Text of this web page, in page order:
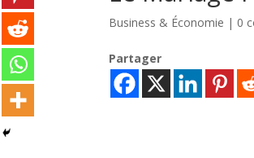
Business & Économie | 0
Partager